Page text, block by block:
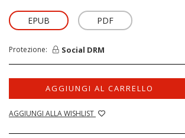
EPUB PDF
Protezione: Social DRM
AGGIUNGI AL CARRELLO
AGGIUNGI ALLA WISHLIST